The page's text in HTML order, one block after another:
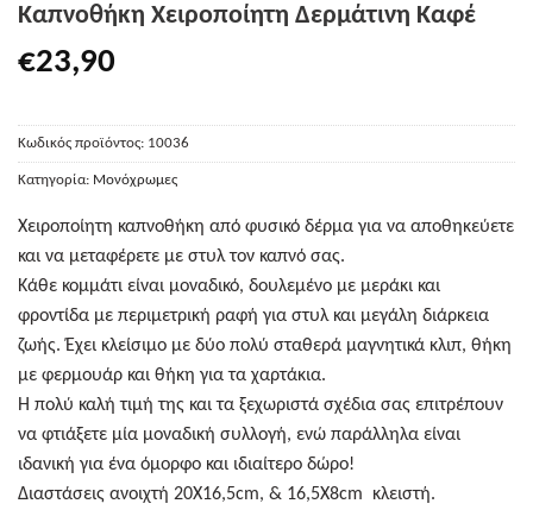
Καπνοθήκη Χειροποίητη Δερμάτινη Καφέ
€23,90
Κωδικός προϊόντος: 10036
Κατηγορία: Μονόχρωμες
Χειροποίητη καπνοθήκη από φυσικό δέρμα για να αποθηκεύετε
και να μεταφέρετε με στυλ τον καπνό σας.
Κάθε κομμάτι είναι μοναδικό, δουλεμένο με μεράκι και
φροντίδα με περιμετρική ραφή για στυλ και μεγάλη διάρκεια
ζωής. Έχει κλείσιμο με δύο πολύ σταθερά μαγνητικά κλιπ, θήκη
με φερμουάρ και θήκη για τα χαρτάκια.
Η πολύ καλή τιμή της και τα ξεχωριστά σχέδια σας επιτρέπουν
να φτιάξετε μία μοναδική συλλογή, ενώ παράλληλα είναι
ιδανική για ένα όμορφο και ιδιαίτερο δώρο!
Διαστάσεις ανοιχτή 20Χ16,5cm, & 16,5Χ8cm κλειστή.